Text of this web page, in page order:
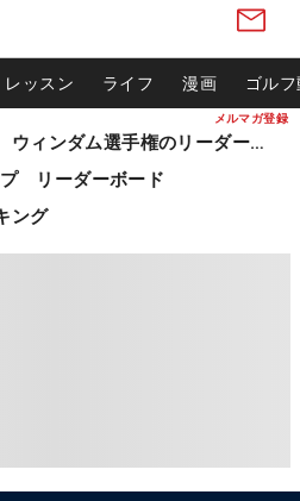
メルマガ登録
レッスン ライフ 漫画 ゴル
松山英樹ら出場 ウィンダム選手権のリーダーボード
リーダーボード
ング